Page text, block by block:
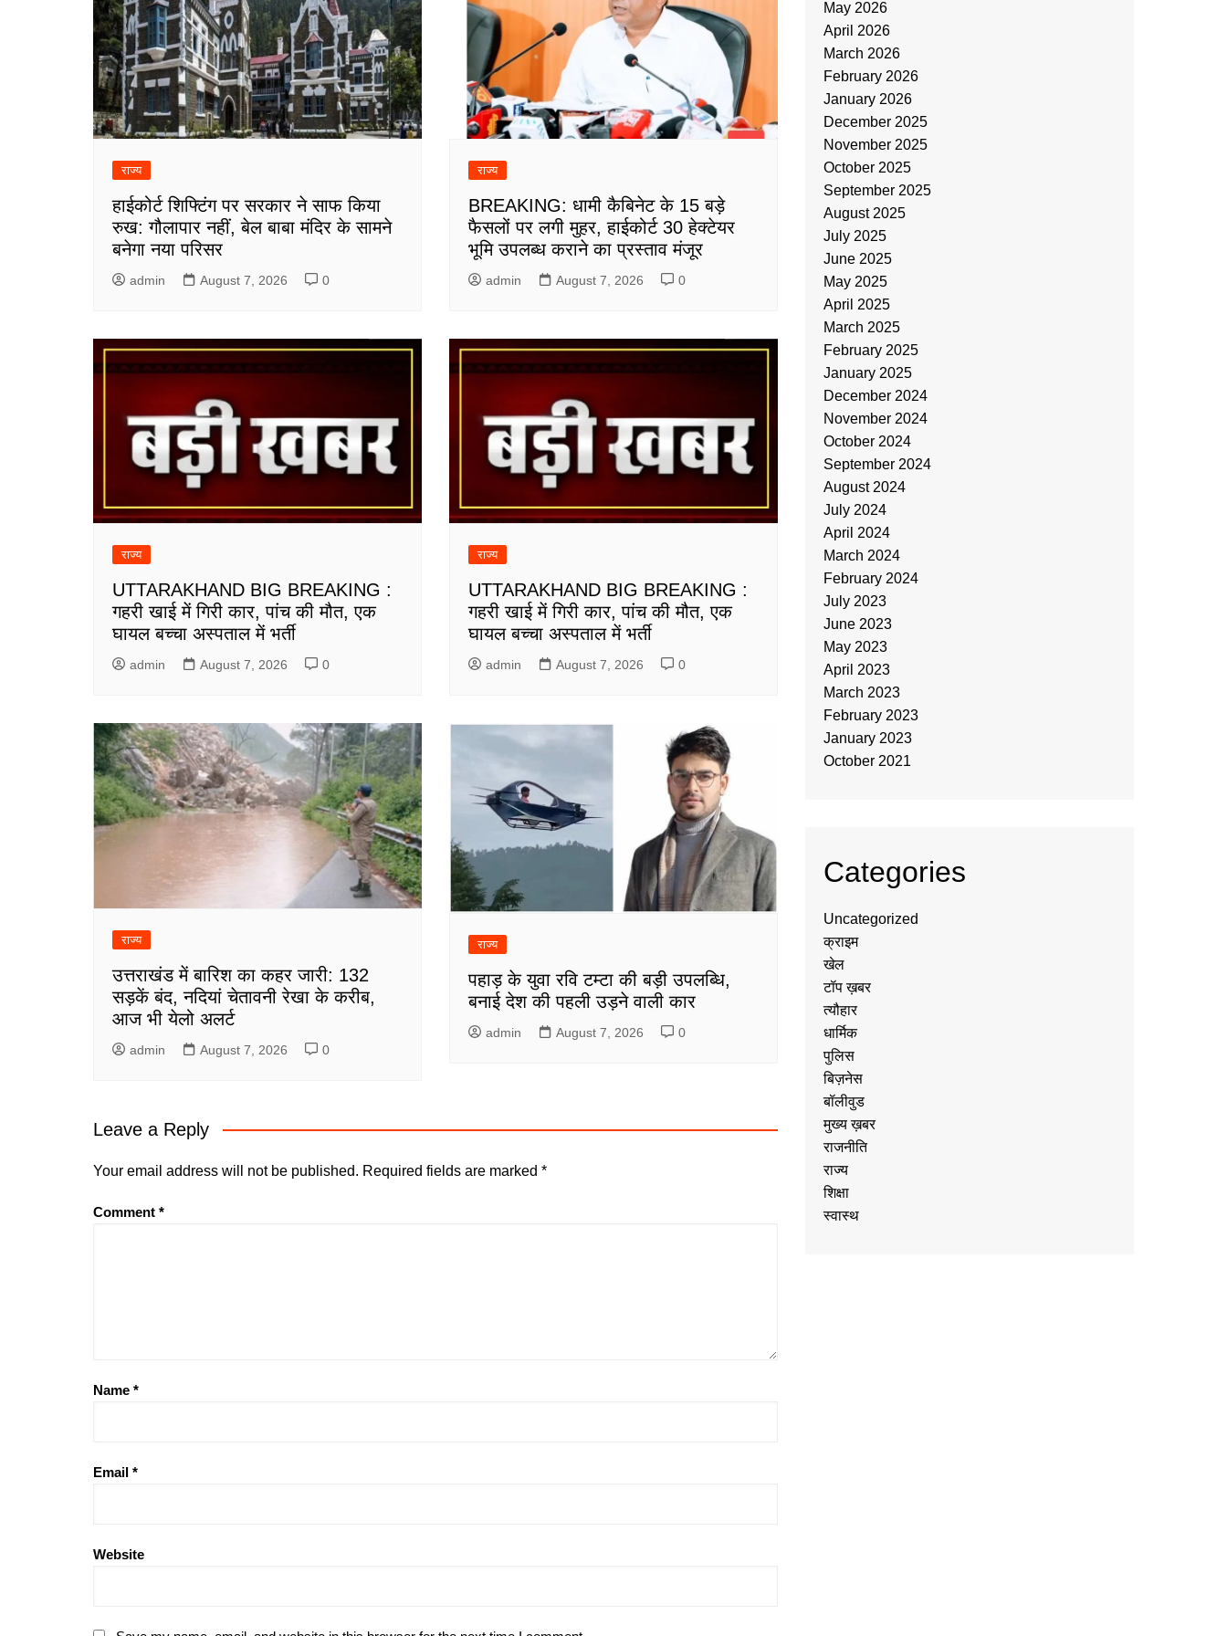
राज्य
हाईकोर्ट शिफ्टिंग पर सरकार ने साफ किया
रुख: गौलापार नहीं, बेल बाबा मंदिर के सामने
बनेगा नया परिसर
admin August 7, 2026 0
राज्य
BREAKING: धामी कैबिनेट के 15 बड़े
फैसलों पर लगी मुहर, हाईकोर्ट 30 हेक्टेयर
भूमि उपलब्ध कराने का प्रस्ताव मंजूर
admin August 7, 2026 0
राज्य
UTTARAKHAND BIG BREAKING :
गहरी खाई में गिरी कार, पांच की मौत, एक
घायल बच्चा अस्पताल में भर्ती
admin August 7, 2026 0
राज्य
UTTARAKHAND BIG BREAKING :
गहरी खाई में गिरी कार, पांच की मौत, एक
घायल बच्चा अस्पताल में भर्ती
admin August 7, 2026 0
राज्य
उत्तराखंड में बारिश का कहर जारी: 132
सड़कें बंद, नदियां चेतावनी रेखा के करीब,
आज भी येलो अलर्ट
admin August 7, 2026 0
राज्य
पहाड़ के युवा रवि टम्टा की बड़ी उपलब्धि,
बनाई देश की पहली उड़ने वाली कार
admin August 7, 2026 0
Leave a Reply
Your email address will not be published. Required fields are marked *
Comment *
Name *
Email *
Website
May 2026
April 2026
March 2026
February 2026
January 2026
December 2025
November 2025
October 2025
September 2025
August 2025
July 2025
June 2025
May 2025
April 2025
March 2025
February 2025
January 2025
December 2024
November 2024
October 2024
September 2024
August 2024
July 2024
April 2024
March 2024
February 2024
July 2023
June 2023
May 2023
April 2023
March 2023
February 2023
January 2023
October 2021
Categories
Uncategorized
क्राइम
खेल
टॉप ख़बर
त्यौहार
धार्मिक
पुलिस
बिज़नेस
बॉलीवुड
मुख्य ख़बर
राजनीति
राज्य
शिक्षा
स्वास्थ